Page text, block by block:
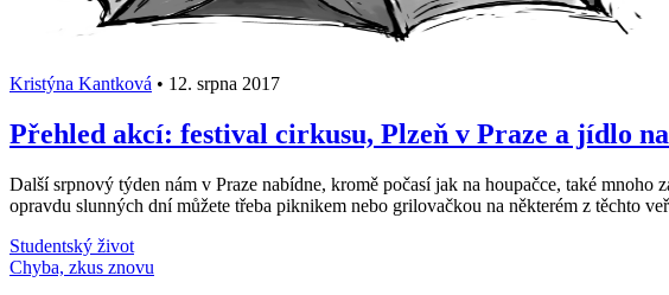
Kristýna Kantková • 12. srpna 2017
Přehled akcí: festival cirkusu, Plzeň v Praze a jídlo
Další srpnový týden nám v Praze nabídne, kromě počasí jak na houpačce, také
opravdu slunných dní můžete třeba piknikem nebo grilovačkou na některém z těchto
Studentský život
Načti další články